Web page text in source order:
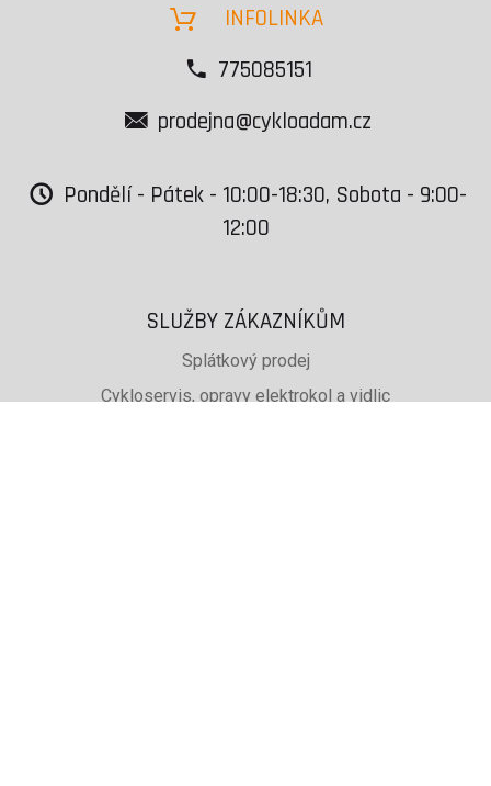
INFOLINKA
775085151
prodejna@cykloadam.cz
Pondělí - Pátek - 10:00-18:30, Sobota - 9:00-
12:00
SLUŽBY ZÁKAZNÍKŮM
Splátkový prodej
Cykloservis, opravy elektrokol a vidlic